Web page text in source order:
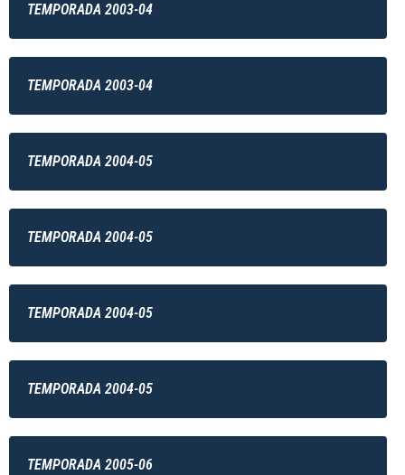
TEMPORADA 2003-04
TEMPORADA 2003-04
TEMPORADA 2004-05
TEMPORADA 2004-05
TEMPORADA 2004-05
TEMPORADA 2004-05
TEMPORADA 2005-06